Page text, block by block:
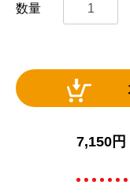
数量
7,150円